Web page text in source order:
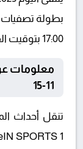
17:00 بتوقيت القاهرة و 17:00.
11-15
تنقل أحداث